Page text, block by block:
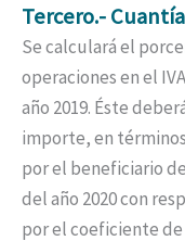
Tercero.-
Se calculará el
operaciones en el
año 2019. Éste
importe, en
por el beneficiario
del año 2020 con
por el coeficiente